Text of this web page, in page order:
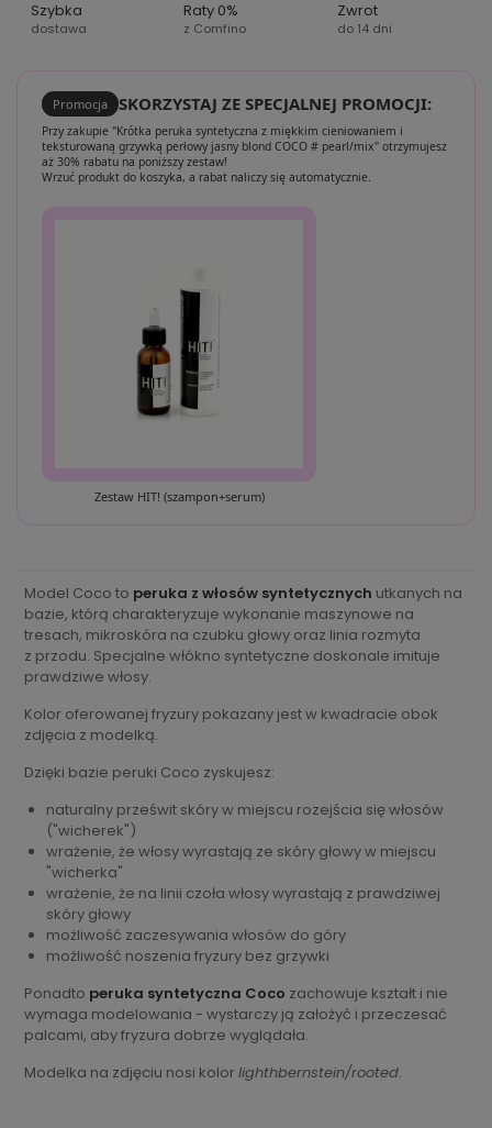
Szybka
dostawa
Raty 0%
z Comfino
Zwrot
do 14 dni
Promocja SKORZYSTAJ ZE SPECJALNEJ PROMOCJI:
Przy zakupie "Krótka peruka syntetyczna z miękkim cieniowaniem i
teksturowaną grzywką perłowy jasny blond COCO # pearl/mix" otrzymujesz
aż 30% rabatu na poniższy zestaw!
Wrzuć produkt do koszyka, a rabat naliczy się automatycznie.
Zestaw HIT! (szampon+serum)
Model Coco to peruka z włosów syntetycznych utkanych na
bazie, którą charakteryzuje wykonanie maszynowe na
tresach, mikroskóra na czubku głowy oraz linia rozmyta
z przodu. Specjalne włókno syntetyczne doskonale imituje
prawdziwe włosy.
Kolor oferowanej fryzury pokazany jest w kwadracie obok
zdjęcia z modelką.
Dzięki bazie peruki Coco zyskujesz:
naturalny prześwit skóry w miejscu rozejścia się włosów
("wicherek")
wrażenie, że włosy wyrastają ze skóry głowy w miejscu
"wicherka"
wrażenie, że na linii czoła włosy wyrastają z prawdziwej
skóry głowy
możliwość zaczesywania włosów do góry
możliwość noszenia fryzury bez grzywki
Ponadto peruka syntetyczna Coco zachowuje kształt i nie
wymaga modelowania - wystarczy ją założyć i przeczesać
palcami, aby fryzura dobrze wyglądała.
Modelka na zdjęciu nosi kolor lighthbernstein/rooted.